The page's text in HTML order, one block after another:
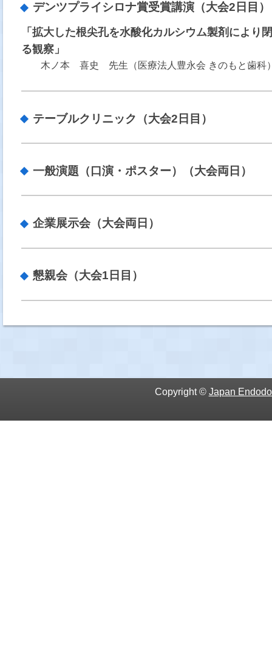
デンツプライシロナ賞受賞講演（大会2日目）
「拡大した根尖孔を水酸化カルシウム製剤により
る観察」
木ノ本 喜史 先生（医療法人豊永会 きのもと歯科
テーブルクリニック（大会2日目）
一般演題（口演・ポスター）（大会両日）
企業展示会（大会両日）
懇親会（大会1日目）
Copyright © Japan